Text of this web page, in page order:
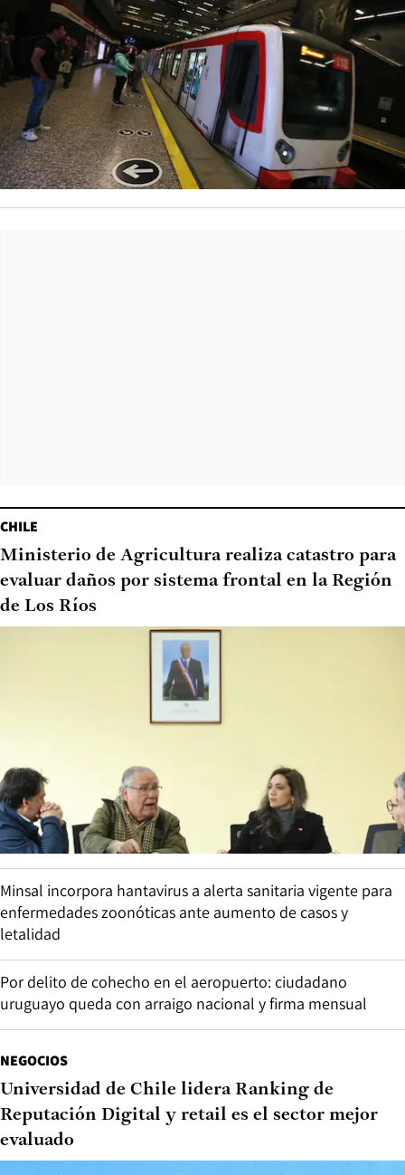
CHILE
Ministerio de Agricultura realiza catastro para
evaluar daños por sistema frontal en la Región
de Los Ríos
Minsal incorpora hantavirus a alerta sanitaria vigente para
enfermedades zoonóticas ante aumento de casos y
letalidad
Por delito de cohecho en el aeropuerto: ciudadano
uruguayo queda con arraigo nacional y firma mensual
NEGOCIOS
Universidad de Chile lidera Ranking de
Reputación Digital y retail es el sector mejor
evaluado